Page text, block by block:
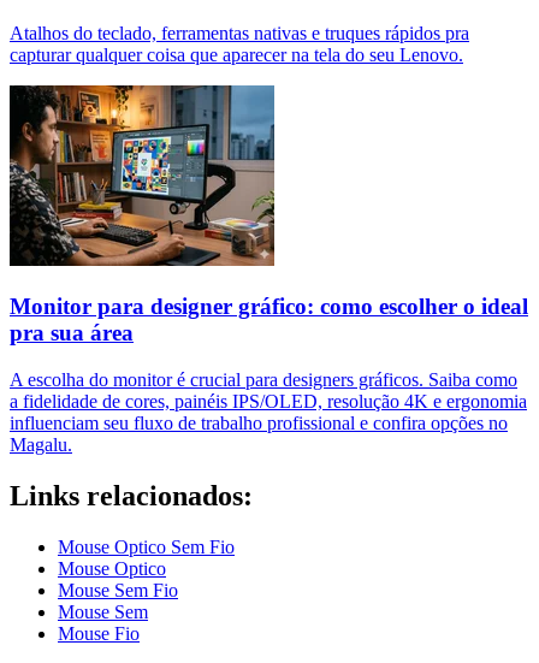
Atalhos do teclado, ferramentas nativas e truques rápidos pra
capturar qualquer coisa que aparecer na tela do seu Lenovo.
Monitor para designer gráfico: como escolher o ideal
pra sua área
A escolha do monitor é crucial para designers gráficos. Saiba como
a fidelidade de cores, painéis IPS/OLED, resolução 4K e ergonomia
influenciam seu fluxo de trabalho profissional e confira opções no
Magalu.
Links relacionados:
Mouse Optico Sem Fio
Mouse Optico
Mouse Sem Fio
Mouse Sem
Mouse Fio